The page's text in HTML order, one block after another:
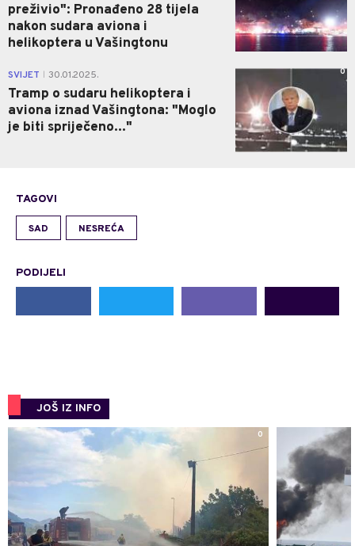
preživio": Pronađeno 28 tijela
nakon sudara aviona i
helikoptera u Vašingtonu
SVIJET 30.01.2025.
Tramp o sudaru helikoptera i
aviona iznad Vašingtona: "Moglo
je biti spriječeno..."
0
TAGOVI
SAD NESREĆA
PODIJELI
JOŠ IZ INFO
0